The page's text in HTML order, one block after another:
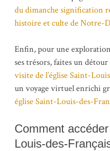
du dimanche signification
histoire et culte de Notre-
Enfin, pour une
ses trésors, faites un
visite de l’église Saint-
un voyage virtuel enrichi
église Saint-Louis-des-
Comment
Louis-des-